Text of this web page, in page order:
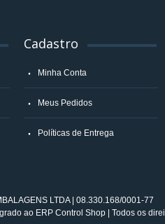
Cadastro
Minha Conta
Meus Pedidos
Políticas de Entrega
LTDA | 08.330.168/0001-77
ao ERP Control Shop | Todos os